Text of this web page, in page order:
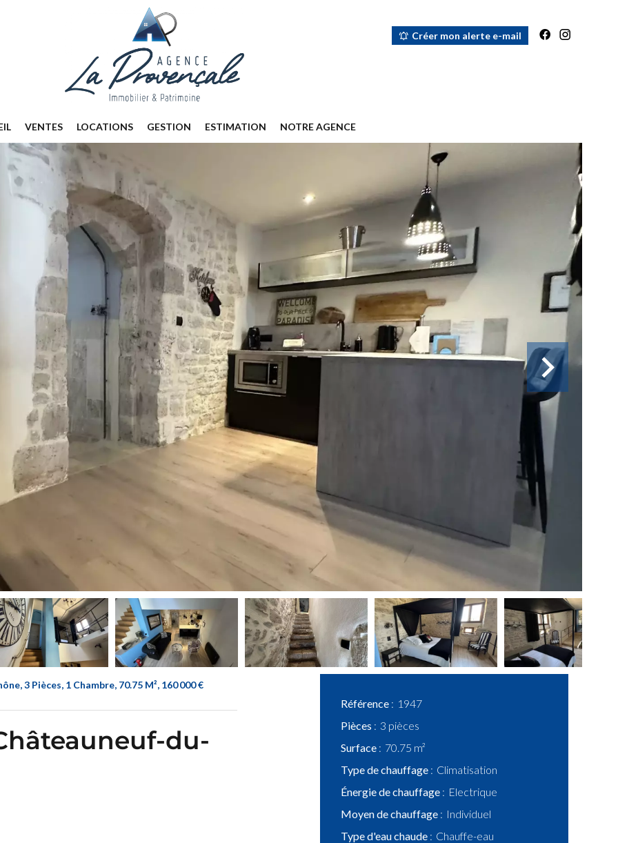
Créer mon alerte e-mail
VENTES LOCATIONS GESTION ESTIMATION NOTRE AGENCE
3 Pièces, 1 Chambre, 70.75 M², 160 000 €
du-
Référence
1947
Pièces
3 pièces
Surface
70.75 m²
Type de chauffage
Climatisation
Énergie de chauffage
Electrique
Moyen de chauffage
Individuel
Type d'eau chaude
Chauffe-eau